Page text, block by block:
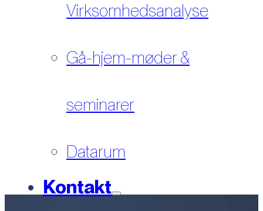
Virksomhedsanalyse
Gå-hjem-møder &
seminarer
Datarum
Kontakt